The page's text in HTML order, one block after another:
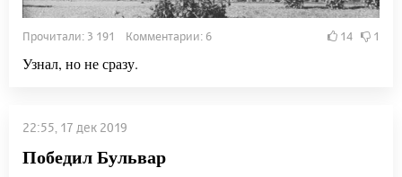
Прочитали: 3 191 Комментарии: 6 14 1
Узнал, но не сразу.
22:55, 17 дек 2019
Победил Бульвар